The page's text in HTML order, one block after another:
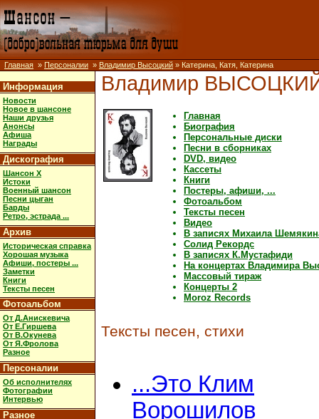
Главная » Персоналии » Владимир Высоцкий » Катерина, Катя, Катерина
Информация
Новости
Новое в шансоне
Наши друзья
Анонсы
Афиша
Награды
Дискография
Шансон X
Истоки
Военный шансон
Песни цыган
Барды
Ретро, эстрада ...
Архив
Историческая справка
Хорошая музыка
Афиши, постеры ...
Заметки
Книги
Тексты песен
Фотоальбом
От Д.Анискевича
От Е.Гиршева
От В.Окунева
От Я.Фролова
Разное
Персоналии
Об исполнителях
Фотографии
Интервью
Разное
Владимир
Главная
Биография
Персональные диски
Песни в сборниках
DVD, видео
Кассеты
Книги
Постеры, афиши, ...
Фотоальбом
Тексты песен
Видео
В записях Михаила
Солид Рекордс
В записях К.Мустафиди
На концертах Владимира
Массовый тираж
Концерты 2
Moroz Records
Тексты песен, стихи
...Это Клим
Ворошилов